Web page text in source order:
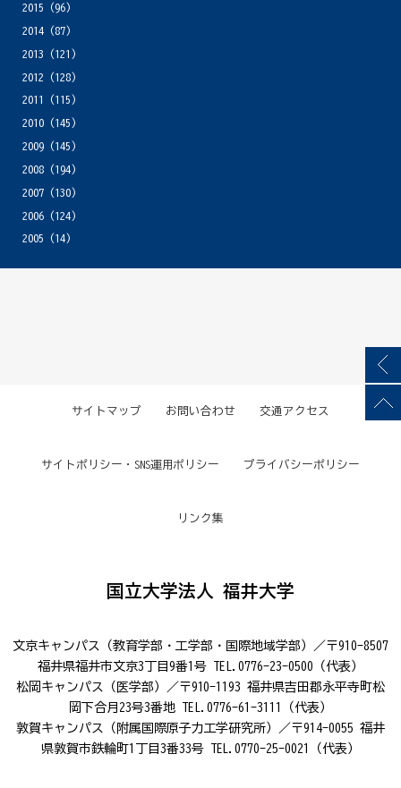
2015 (96)
2014(87)
2013 (121)
2012 (128)
2011
(115)
2010(145)
2009(145)
2008(194)
2007(130)
2006(124)
2005 (14)
サイトマップ お問い合わせ 交通アクセス
サイトポリシー・SNS運用ポリシー プライバシーポリシー
リンク集
国立大学法人 福井大学
文京キャンパス（教育学部・工学部・国際地域学部）／〒910-8507
福井県福井市文京3丁目9番1号 TEL.0776-23-0500（代表）
松岡キャンパス（医学部）／〒910-1193 福井県吉田郡永平寺町松
岡下合月23号3番地 TEL.0776-61-3111（代表）
敦賀キャンパス（附属国際原子力工学研究所）／〒914-0055 福井
県敦賀市鉄輪町1丁目3番33号 TEL.0770-25-0021（代表）